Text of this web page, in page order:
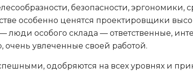
безопасности, эргономики,
особенно ценятся проектировщики
люди особого склада — ответственные,
очень увлеченные своей работой.
одобряются на всех уровнях и